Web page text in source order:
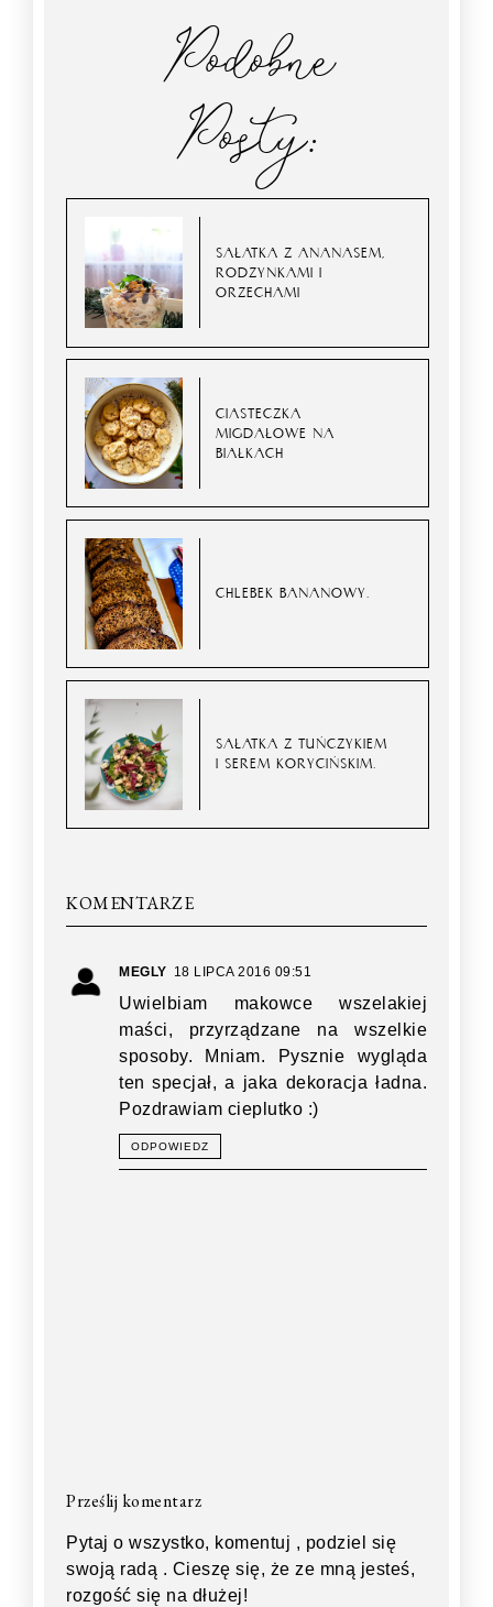
Podobne
Posty:
SAŁATKA Z ANANASEM,
RODZYNKAMI I
ORZECHAMI
CIASTECZKA
MIGDAŁOWE NA
BIAŁKACH
CHLEBEK BANANOWY.
SAŁATKA Z TUŃCZYKIEM
I SEREM KORYCIŃSKIM.
KOMENTARZE
MEGLY 18 LIPCA 2016 09:51
Uwielbiam makowce wszelakiej
maści, przyrządzane na wszelkie
sposoby. Mniam. Pysznie wygląda
ten specjał, a jaka dekoracja ładna.
Pozdrawiam cieplutko :)
ODPOWIEDZ
Prześlij komentarz
Pytaj o wszystko, komentuj , podziel się
swoją radą . Cieszę się, że ze mną jesteś,
rozgość się na dłużej!